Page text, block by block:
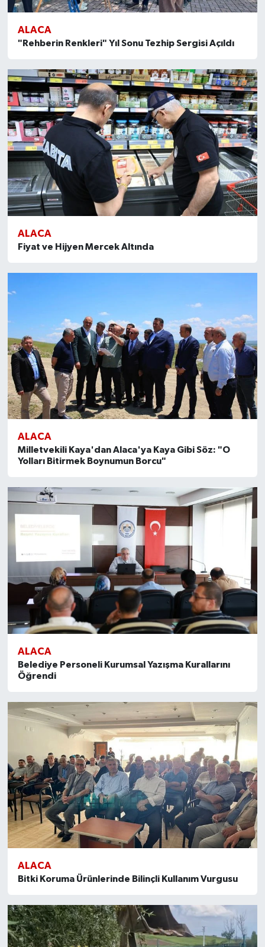
ALACA
"Rehberin Renkleri" Yıl Sonu Tezhip Sergisi Açıldı
ALACA
Fiyat ve Hijyen Mercek Altında
ALACA
Milletvekili Kaya'dan Alaca'ya Kaya Gibi Söz: "O
Yolları Bitirmek Boynumun Borcu"
ALACA
Belediye Personeli Kurumsal Yazışma Kurallarını
Öğrendi
ALACA
Bitki Koruma Ürünlerinde Bilinçli Kullanım Vurgusu